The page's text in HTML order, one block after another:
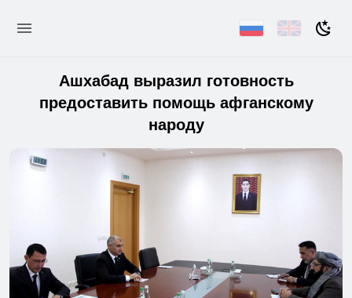
Ашхабад выразил готовность
предоставить помощь афганскому
народу